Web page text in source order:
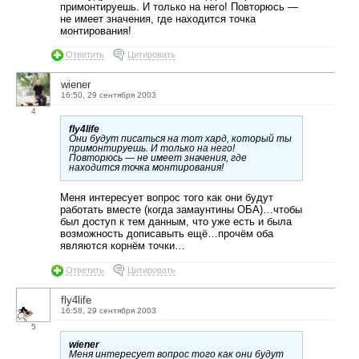
примонтируешь. И только на него! Повторюсь —
не имеет значения, где находится точка
монтирования!
Ответить Цитировать
4
wiener
16:50, 29 сентября 2003
fly4life
Они будут писаться на тот хард, который ты
примонтируешь. И только на него!
Повторюсь — не имеет значения, где
находится точка монтирования!
Меня интересует вопрос того как они будут
работать вместе (когда замаунтины ОБА)…чтобы
был доступ к тем данным, что уже есть и была
возможность дописавыть ещё…прочём оба
являются корнём точки…
Ответить Цитировать
5
fly4life
16:58, 29 сентября 2003
wiener
Меня интересует вопрос того как они будут